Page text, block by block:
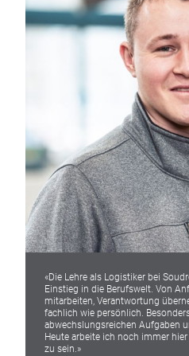
«Die Lehre als Logistiker bei
Einstieg in die Berufswelt. Von
mitarbeiten, Verantwortung
fachlich wie persönlich.
abwechslungsreichen Aufgaben
Heute arbeite ich noch immer
zu sein.»